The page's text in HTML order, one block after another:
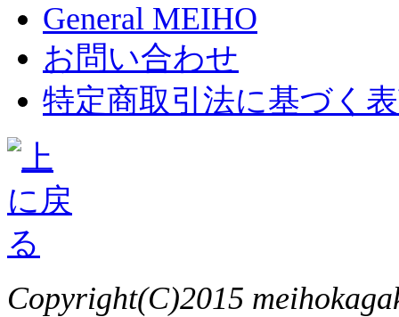
General MEIHO
お問い合わせ
特定商取引法に基づく
Copyright(C)2015